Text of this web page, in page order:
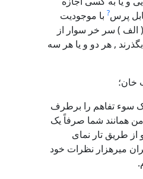
پرس? با موجودیت
) سر خر سوار از
, هر دو و یا هر سه
خان؛
سوء تفاهم را برطرف
من همانند شما صرفاً یک
از طریق تار نمای
میرهزار نظرات خود